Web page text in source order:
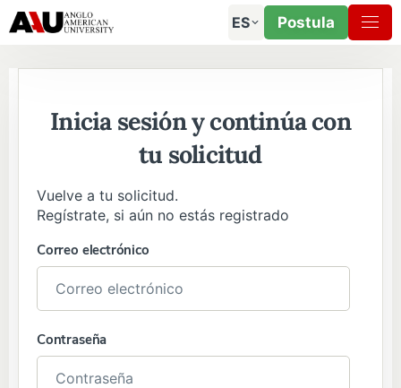
ES Postula
Inicia sesión y continúa con
tu solicitud
Vuelve a tu solicitud.
Regístrate, si aún no estás registrado
Correo electrónico
Contraseña